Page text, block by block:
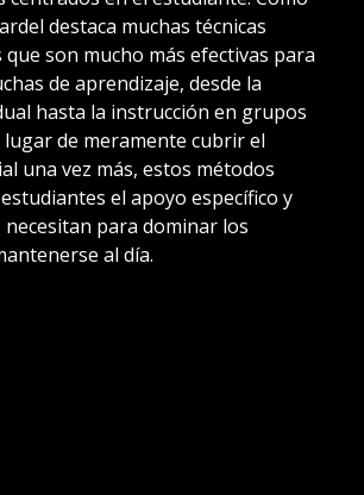
destaca muchas técnicas
son mucho más efectivas para
de aprendizaje, desde la
hasta la instrucción en grupos
lugar de meramente cubrir el
una vez más, estos métodos
el apoyo específico y
para dominar los
al día.